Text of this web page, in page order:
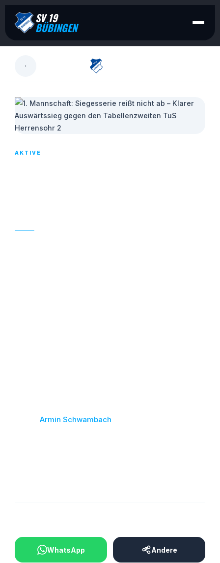
SV 19
BÜBINGEN
AKTIVE
Armin Schwambach
WhatsApp Andere